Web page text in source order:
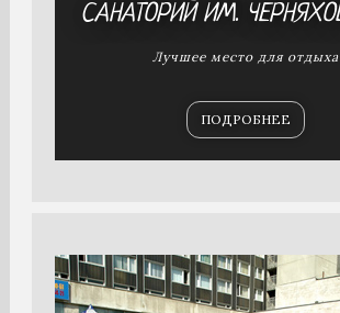
САНАТОРИЙ ИМ.
Лучшее место для отдыха
ПОДРОБНЕЕ